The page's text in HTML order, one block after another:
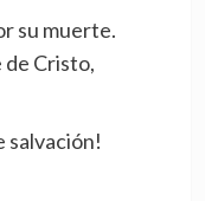
su muerte.
Cristo,
salvación!